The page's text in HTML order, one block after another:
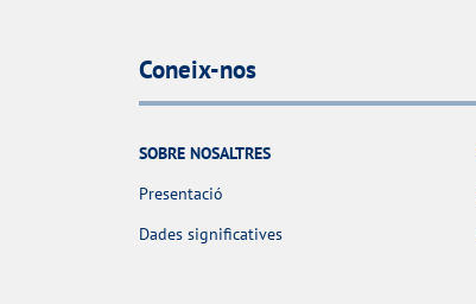
Coneix-nos
SOBRE NOSALTRES
Presentació
Dades significatives